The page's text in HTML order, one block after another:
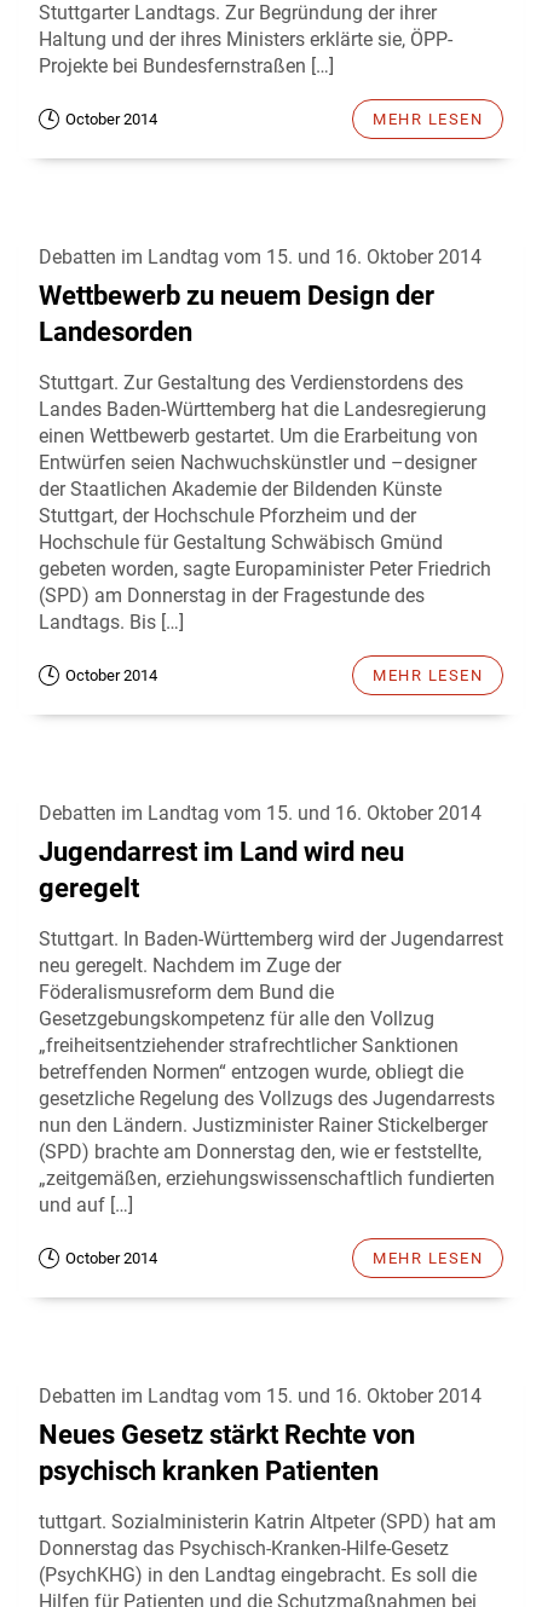
Stuttgarter Landtags. Zur Begründung der ihrer
Haltung und der ihres Ministers erklärte sie, ÖPP-
Projekte bei Bundesfernstraßen […]
October 2014 MEHR LESEN
Debatten im Landtag vom 15. und 16. Oktober 2014
Wettbewerb zu neuem Design der
Landesorden
Stuttgart. Zur Gestaltung des Verdienstordens des
Landes Baden-Württemberg hat die Landesregierung
einen Wettbewerb gestartet. Um die Erarbeitung von
Entwürfen seien Nachwuchskünstler und –designer
der Staatlichen Akademie der Bildenden Künste
Stuttgart, der Hochschule Pforzheim und der
Hochschule für Gestaltung Schwäbisch Gmünd
gebeten worden, sagte Europaminister Peter Friedrich
(SPD) am Donnerstag in der Fragestunde des
Landtags. Bis […]
October 2014 MEHR LESEN
Debatten im Landtag vom 15. und 16. Oktober 2014
Jugendarrest im Land wird neu
geregelt
Stuttgart. In Baden-Württemberg wird der Jugendarrest
neu geregelt. Nachdem im Zuge der
Föderalismusreform dem Bund die
Gesetzgebungskompetenz für alle den Vollzug
„freiheitsentziehender strafrechtlicher Sanktionen
betreffenden Normen“ entzogen wurde, obliegt die
gesetzliche Regelung des Vollzugs des Jugendarrests
nun den Ländern. Justizminister Rainer Stickelberger
(SPD) brachte am Donnerstag den, wie er feststellte,
„zeitgemäßen, erziehungswissenschaftlich fundierten
und auf […]
October 2014 MEHR LESEN
Debatten im Landtag vom 15. und 16. Oktober 2014
Neues Gesetz stärkt Rechte von
psychisch kranken Patienten
tuttgart. Sozialministerin Katrin Altpeter (SPD) hat am
Donnerstag das Psychisch-Kranken-Hilfe-Gesetz
(PsychKHG) in den Landtag eingebracht. Es soll die
Hilfen für Patienten und die Schutzmaßnahmen bei